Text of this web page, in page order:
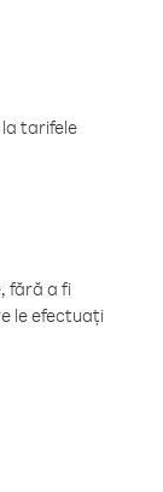
tarifele
fără a fi
le efectuați